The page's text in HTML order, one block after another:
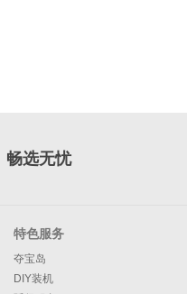
畅选无忧
特色服务
夺宝岛
DIY装机